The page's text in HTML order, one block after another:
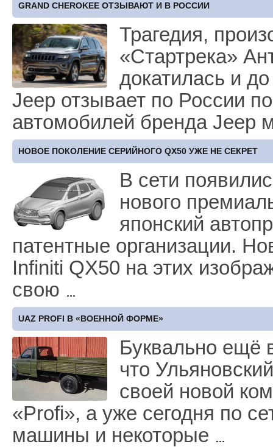
GRAND CHEROKEE ОТЗЫВАЮТ И В РОССИИ
Трагедия,
«Стартрека»
докатилась и
Jeep отзывает по России
автомобилей бренда Jeep
НОВОЕ ПОКОЛЕНИЕ СЕРИЙНОГО QX50 УЖЕ НЕ СЕКРЕТ
В сети
нового
японский
патентные организации.
Infiniti QX50 на этих
свою
UAZ PROFI В «ВОЕННОЙ ФОРМЕ»
Буквально ещё
что
своей новой
«Profi», а уже сегодня по
машины и некоторые